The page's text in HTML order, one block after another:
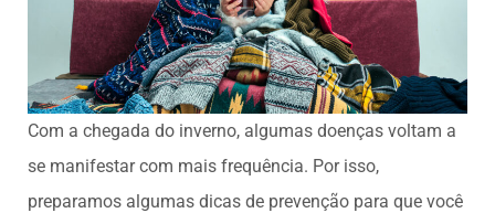
Com a chegada do inverno, algumas doenças voltam a
se manifestar com mais frequência. Por isso,
preparamos algumas dicas de prevenção para que você